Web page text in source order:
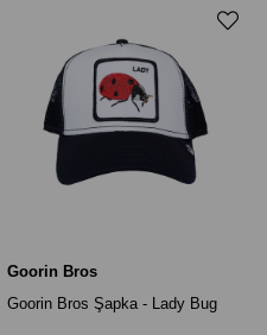
Goorin Bros
Goorin Bros Şapka - Lady Bug